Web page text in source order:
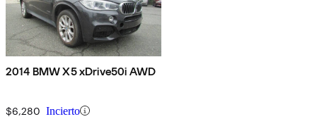
2014 BMW X5 xDrive50i AWD
$6,280 Incierto